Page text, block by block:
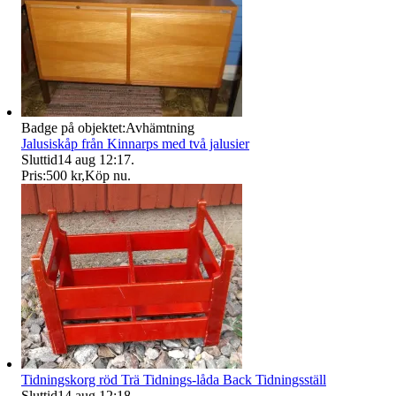
Badge på objektet:Avhämtning
Jalusiskåp från Kinnarps med två jalusier
Sluttid14 aug 12:17.
Pris:500 kr,Köp nu.
Tidningskorg röd Trä Tidnings-låda Back Tidningsställ